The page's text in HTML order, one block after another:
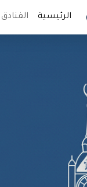
الرئيسية الفنادق